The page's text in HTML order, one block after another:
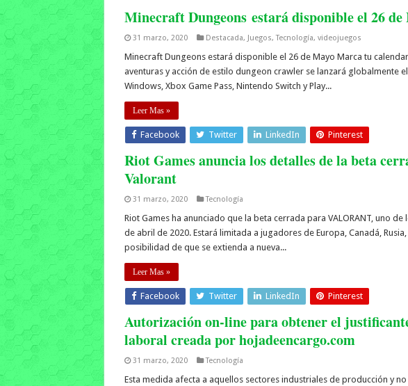
Minecraft Dungeons estará disponible el 26 de
31 marzo, 2020 Destacada, Juegos,Tecnología, videojuegos
Minecraft Dungeons estará disponible el 26 de Mayo Marca tu
aventuras y acción de estilo dungeon crawler se lanzará globalmente
Windows, Xbox Game Pass, Nintendo Switch y Play...
Leer Mas »
Facebook Twitter LinkedIn Pinterest
Riot Games anuncia los detalles de la beta
Valorant
31 marzo, 2020 Tecnología
Riot Games ha anunciado que la beta cerrada para VALORANT, uno
de abril de 2020. Estará limitada a jugadores de Europa, Canadá,
posibilidad de que se extienda a nueva...
Leer Mas »
Facebook Twitter LinkedIn Pinterest
Autorización on-line para obtener el
laboral creada por hojadeencargo.com
31 marzo, 2020 Tecnología
Esta medida afecta a aquellos sectores industriales de producción y